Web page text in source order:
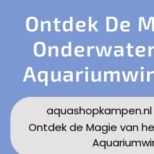
Ontdek De
aquashopkampen.nl
Ontdek de Magie van